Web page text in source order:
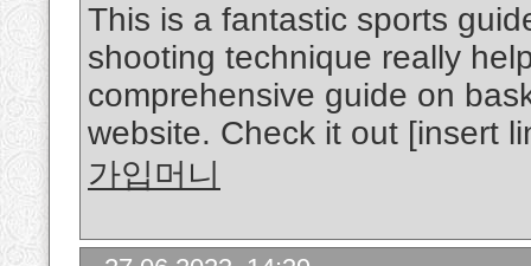
This is a fantastic sports
shooting technique really
comprehensive guide on
website. Check it out [insert
가입머니